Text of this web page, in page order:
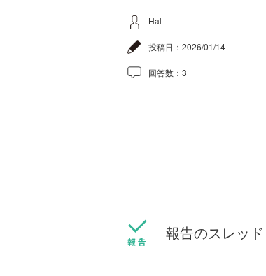
Hal
投稿日： 2026/01/14
回答数： 3
報告のスレッド